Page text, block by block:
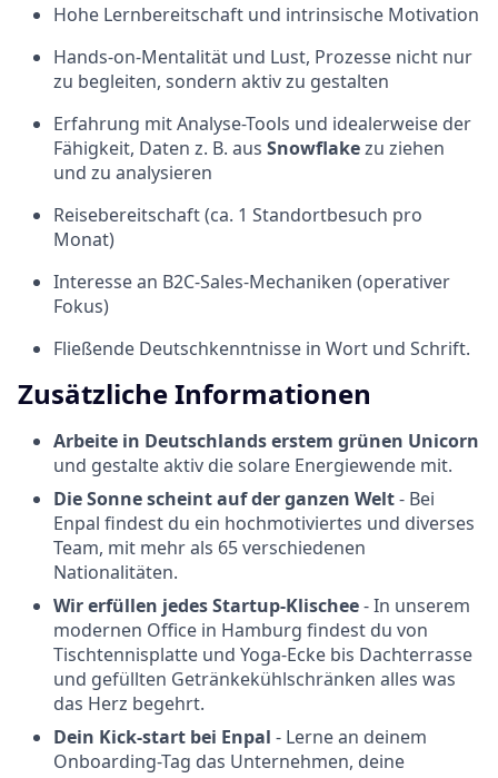
Hohe Lernbereitschaft und intrinsische Motivation
Hands-on-Mentalität und Lust, Prozesse nicht nur
zu begleiten, sondern aktiv zu gestalten
Erfahrung mit Analyse-Tools und idealerweise der
Fähigkeit, Daten z. B. aus Snowflakezu ziehen
und zu analysieren
Reisebereitschaft (ca. 1 Standortbesuch pro
Monat)
Interesse an B2C-Sales-Mechaniken (operativer
Fokus)
Fließende Deutschkenntnisse in Wort und Schrift.
Zusätzliche Informationen
Arbeite in Deutschlands erstem grünen Unicorn
und gestalte aktiv die solare Energiewende mit.
Die Sonne scheint auf der ganzen Welt- Bei
Enpal findest du ein hochmotiviertes und diverses
Team, mit mehr als 65 verschiedenen
Nationalitäten.
Wir erfüllen jedes Startup-Klischee- In unserem
modernen Office in Hamburg findest du von
Tischtennisplatte und Yoga-Ecke bis Dachterrasse
und gefüllten Getränkekühlschränken alles was
das Herz begehrt.
Dein Kick-start bei Enpal - Lerne an deinem
Onboarding-Tag das Unternehmen, deine